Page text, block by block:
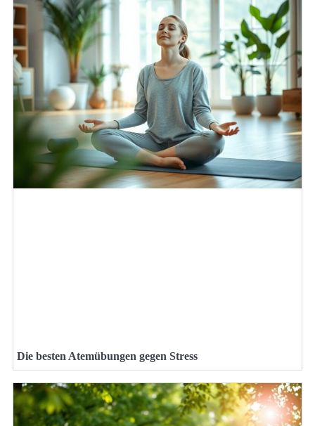
Die besten Atemübungen gegen Stress